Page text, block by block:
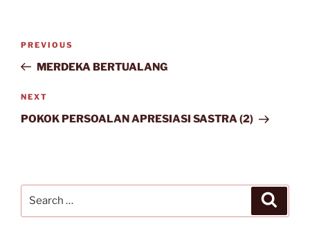
Previous
Post
PREVIOUS
MERDEKA BERTUALANG
Next
Post
NEXT
POKOK PERSOALAN APRESIASI SASTRA (2)